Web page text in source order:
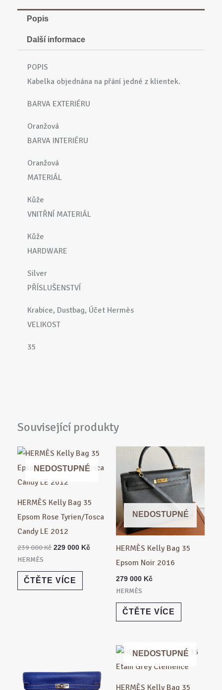
Popis
Další informace
POPIS
Kabelka objednána na přání jedné z klientek.
BARVA EXTERIÉRU
Oranžová
BARVA INTERIÉRU
Oranžová
MATERIÁL
Kůže
VNITŘNÍ MATERIÁL
Kůže
HARDWARE
Silver
PŘÍSLUŠENSTVÍ
Krabice, Dustbag, Účet Hermès
VELIKOST
35
Související produkty
NEDOSTUPNÉ
HERMÈS Kelly Bag 35
Epsom Rose Tyrien/Tosca
Candy LE 2012
239 000Kč
Původní
byla:
000 Kč.
229 000 Kč
Aktuální
HERMÈS
ČTĚTE VÍCE
NEDOSTUPNÉ
HERMÈS Kelly Bag 35
Epsom Noir 2016
279 000 Kč
HERMÈS
ČTĚTE VÍCE
NEDOSTUPNÉ
HERMÈS Kelly Bag 35